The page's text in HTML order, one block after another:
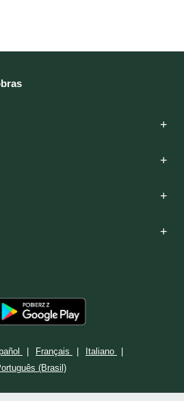
Français
Italiano
(Brasil)